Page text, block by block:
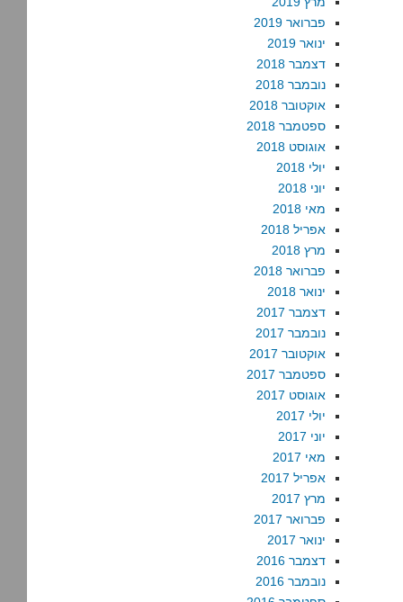
פברואר 2019
ינואר 2019
דצמבר 2018
נובמבר 2018
אוקטובר 2018
ספטמבר 2018
אוגוסט 2018
יולי 2018
יוני 2018
מאי 2018
אפריל 2018
מרץ 2018
פברואר 2018
ינואר 2018
דצמבר 2017
נובמבר 2017
אוקטובר 2017
ספטמבר 2017
אוגוסט 2017
יולי 2017
יוני 2017
מאי 2017
אפריל 2017
מרץ 2017
פברואר 2017
ינואר 2017
דצמבר 2016
נובמבר 2016